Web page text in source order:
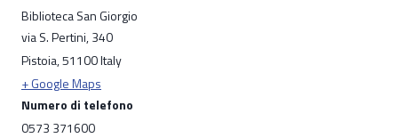
Biblioteca San Giorgio
via S. Pertini, 340
Pistoia,51100Italy
+ Google Maps
Numero di telefono
0573 371600